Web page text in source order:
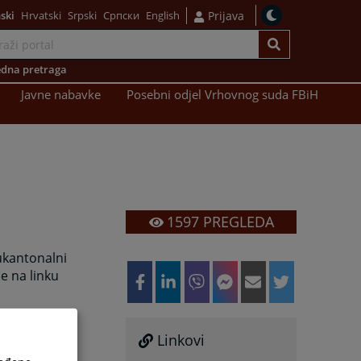
Hrvatski Srpski Српски English Prijava
pretraga
Javne nabavke
Posebni odjel Vrhovnog suda FBiH
na linku
FBiH,
odjela
1597PREGLEDA
Linkovi